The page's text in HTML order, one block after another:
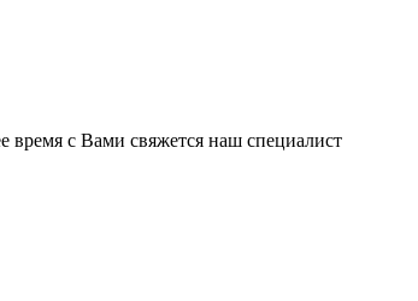
с Вами свяжется наш специалист